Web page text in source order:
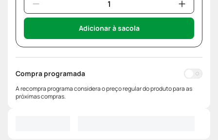
Adicionar à sacola
Compra programada
A recompra programa considera o preço regular do produto para as
próximas compras.